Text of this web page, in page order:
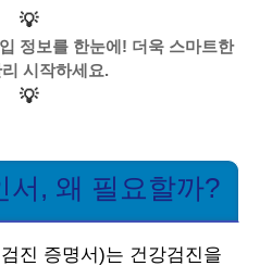
💡
정보를 한눈에! 더욱 스마트한
시작하세요.
💡
서, 왜 필요할까?
진 증명서)는 건강검진을